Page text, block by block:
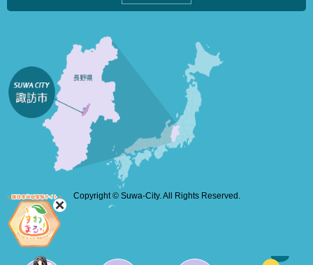
Copyright © Suwa-City. All Rights Reserved.